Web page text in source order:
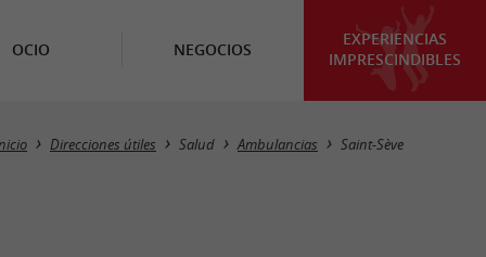
OCIO NEGOCIOS
EXPERIENCIAS
IMPRESCINDIBLES
Masquer la carte
Direcciones útiles Salud Ambulancias Saint-Sève